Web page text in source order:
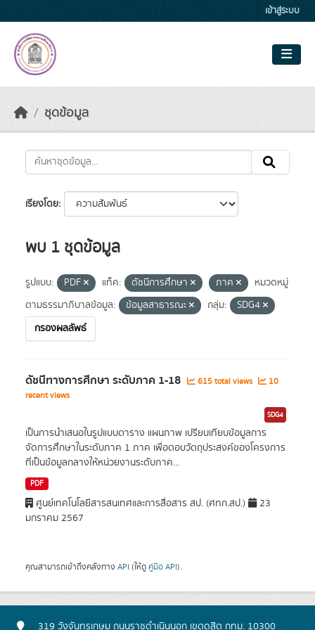
เข้าสู่ระบบ
ชุดข้อมูล
เรียงโดย
พบ 1 ชุดข้อมูล
รูปแบบ: PDF แท็ค: ดัชนีการศึกษา ภาค
หมวดหมู่
ตามธรรมาภิบาลข้อมูล:
ข้อมูลสาธารณะ กลุ่ม:
SDG4
กรองผลลัพธ์
ดัชนีทางการศึกษา ระดับภาค 1-18 615 total views
10
recent views
SDG4
เป็นการนำเสนอในรูปแบบตาราง แผนภาพ เปรียบเทียบข้อมูลการ
จัดการศึกษาในระดับภาค 1 ภาค เพื่อตอบวัตถุประสงค์ของโครงการ
ที่เป็นข้อมูลกลางให้หน่วยงานระดับภาค...
PDF
ศูนย์เทคโนโลยีสารสนเทศและการสื่อสาร สป. (ศทก.สป.)
23
มกราคม 2567
คุณสามารถเข้าถึงคลังทาง API (ให้ดู คู่มือ API).
319 วังจันทรเกษม ถนนราชดำเนินนอก เขตดุสิต กทม. 10300